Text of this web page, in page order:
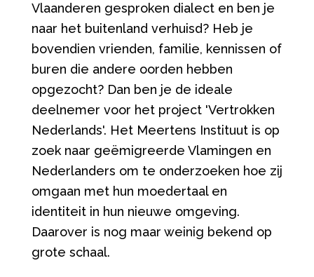
Vlaanderen gesproken dialect en ben je
naar het buitenland verhuisd? Heb je
bovendien vrienden, familie, kennissen of
buren die andere oorden hebben
opgezocht? Dan ben je de ideale
deelnemer voor het project 'Vertrokken
Nederlands'. Het Meertens Instituut is op
zoek naar geëmigreerde Vlamingen en
Nederlanders om te onderzoeken hoe zij
omgaan met hun moedertaal en
identiteit in hun nieuwe omgeving.
Daarover is nog maar weinig bekend op
grote schaal.